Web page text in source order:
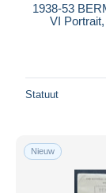
1938-53
VI
Statuut
Nieuw